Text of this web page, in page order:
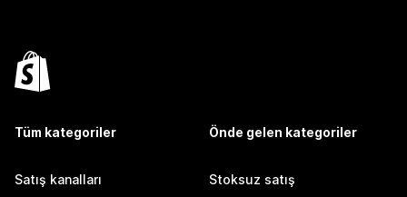
Tüm kategoriler
Satış kanalları
Önde gelen kategoriler
Stoksuz satış